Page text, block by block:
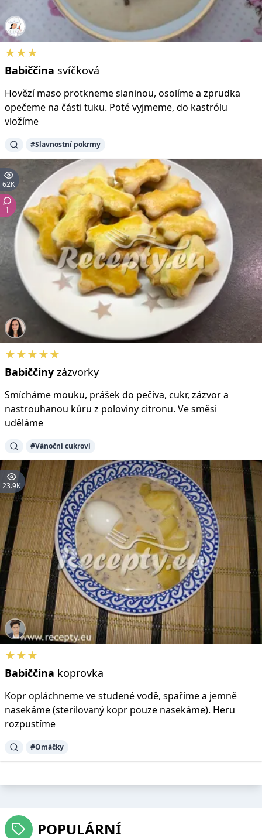
★★★
Babiččina svíčková
Hovězí maso protkneme slaninou, osolíme a zprudka
opečeme na části tuku. Poté vyjmeme, do kastrólu
vložíme
#Slavnostní pokrmy
62K
1
★★★★★
Babiččiny zázvorky
Smícháme mouku, prášek do pečiva, cukr, zázvor a
nastrouhanou kůru z poloviny citronu. Ve směsi
uděláme
#Vánoční cukroví
23.9K
★★★
Babiččina koprovka
Kopr opláchneme ve studené vodě, spaříme a jemně
nasekáme (sterilovaný kopr pouze nasekáme). Heru
rozpustíme
#Omáčky
POPULÁRNÍ